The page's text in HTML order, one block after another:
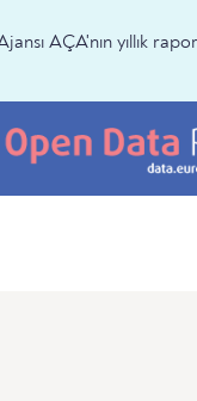
AÇA'nın yıllık